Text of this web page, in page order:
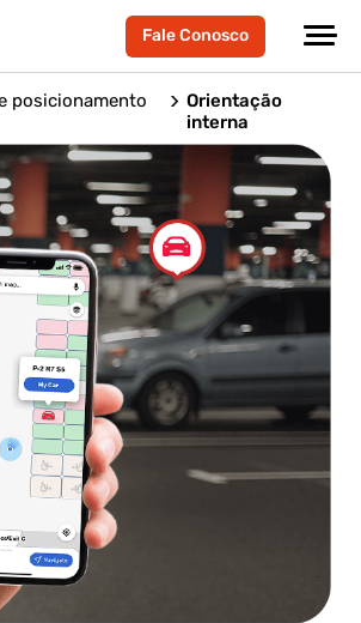
Fale Conosco
posicionamento
Orientação
interna